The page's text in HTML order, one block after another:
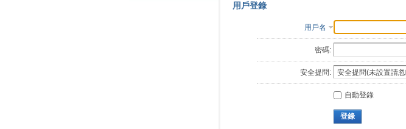
用戶登錄
用戶名
密碼:
安全提問:
自動登錄
登錄